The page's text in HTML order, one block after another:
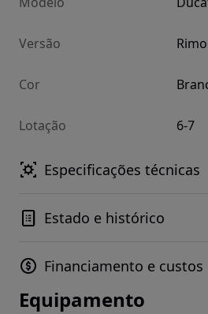
Versão
Cor
Lotação 6-7
Especificações técnicas
Estado e histórico
Financiamento e custos
Equipamento